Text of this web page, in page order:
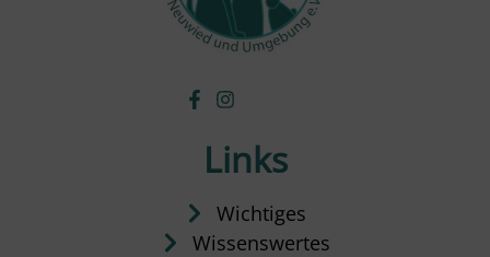
Links
Wichtiges
Wissenswertes